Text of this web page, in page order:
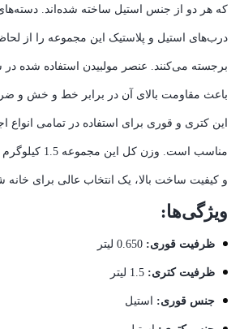
که هر دو از جنس استیل ساخته شده‌اند.
درب‌های استیل و پلاستیک این مجموعه را از
برجسته می‌کنند. عنصر مولبیدن استفاده شده
باعث مقاومت بالای آن در برابر خط و خش و
این کتری و قوری برای استفاده در تمامی انواع
مناسب است. وزن
و کیفیت ساخت بالا، یک انتخاب عالی برای خانه
ویژگی‌ها:
ظرفیت قوری:
ظرفیت کتری:
جنس قوری: استیل